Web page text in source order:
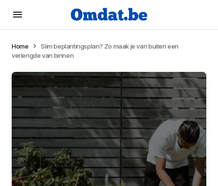
Home
Slim beplantingsplan? Zo maak je van buiten een
verlengde van binnen